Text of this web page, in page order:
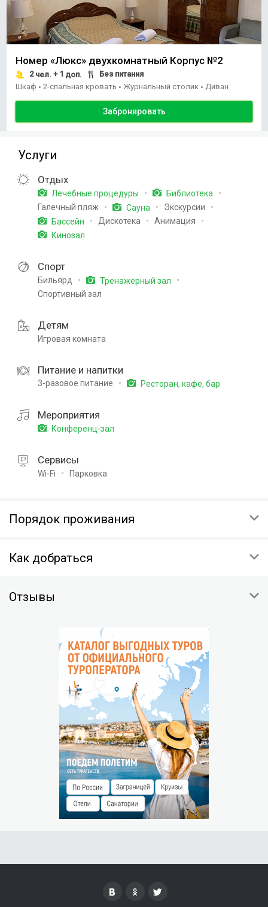
Номер «Люкс» двухкомнатный Корпус №2
2чел. + 1 доп.
Без питания
Шкаф • 2-спальная кровать • Журнальный столик • Диван
Забронировать
Услуги
Отдых
Лечебные процедуры
Библиотека
Галечный пляж
Сауна
Экскурсии
Бассейн
Дискотека
Анимация
Кинозал
Спорт
Бильярд
Тренажерный зал
Спортивный зал
Детям
Игровая комната
Питание и напитки
3-разовое питание Ресторан, кафе, бар
Мероприятия
Конференц-зал
Сервисы
Wi-Fi Парковка
Порядок проживания
14:00
12:00
Условия отмены будут указаны при подтверждении
НЕЯВКА ГОСТЯ
Незаездом считается прибытие гостя после 00:00 часов
следующего дня.
Штраф за незаезд — % от суммы предоплаты.
ОСОБЫЕ УСЛОВИЯ
Ранний заезд и поздний выезд оплачиваются
дополнительно.
Как добраться
Скопировать координаты:
Отзывы